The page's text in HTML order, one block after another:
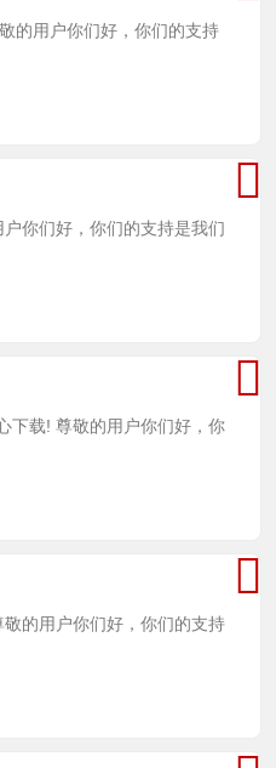
的用户你们好，你们的支持
你们好，你们的支持是我们
下载! 尊敬的用户你们好，你
的用户你们好，你们的支持